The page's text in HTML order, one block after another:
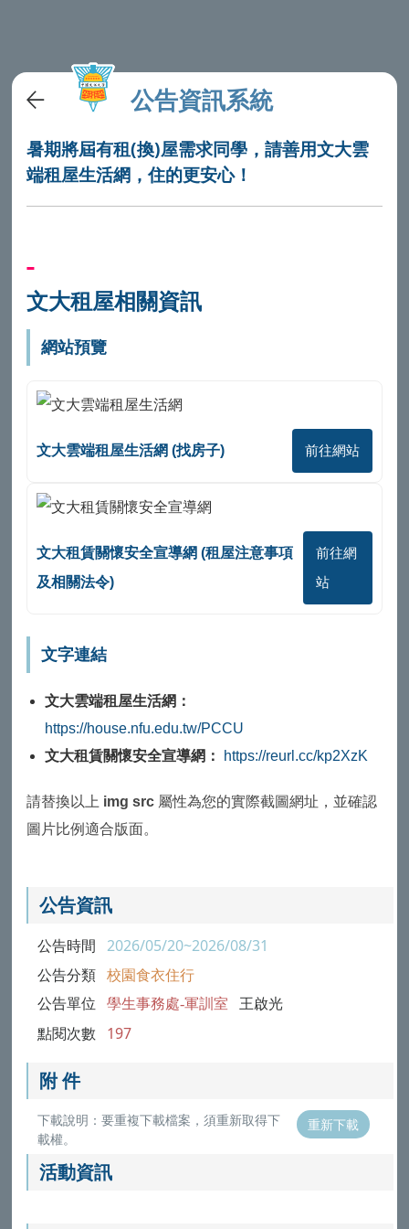
公告資訊系統
暑期將屆有租(換)屋需求同學，請善用文大雲
端租屋生活網，住的更安心！
文大租屋相關資訊
網站預覽
文大雲端租屋生活網 (找房子) 前往網站
文大租賃關懷安全宣導網 (租屋注意事項
及相關法令)
前往網
站
文字連結
文大雲端租屋生活網：
https://house.nfu.edu.tw/PCCU
文大租賃關懷安全宣導網：
https://reurl.cc/kp2XzK
請替換以上 img src 屬性為您的實際截圖網址，並確認
圖片比例適合版面。
公告資訊
公告時間 2026/05/20~2026/08/31
公告分類 校園食衣住行
公告單位 學生事務處-軍訓室 王啟光
點閱次數 197
附 件
下載說明：要重複下載檔案，須重新取得下
載權。
重新下載
活動資訊